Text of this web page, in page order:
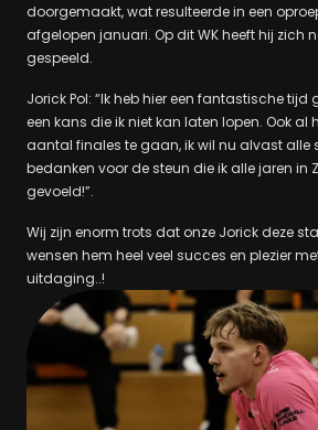
doorgemaakt, wat resulteerde in een
afgelopen januari. Op dit WK heeft hij zich
gespeeld.
Jorick Pol: “Ik heb hier een fantastische
een kans die ik niet kan laten lopen. Ook al
aantal finales te gaan, ik wil nu alvast alle
bedanken voor de steun die ik alle jaren in
gevoeld!”.
Wij zijn enorm trots dat onze Jorick deze
wensen hem heel veel succes en plezier
uitdaging..!